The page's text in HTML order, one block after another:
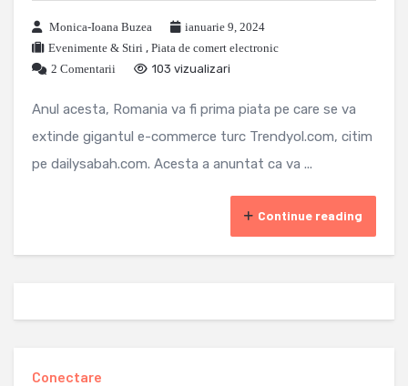
Monica-Ioana Buzea
ianuarie 9, 2024
Evenimente & Stiri , Piata de comert electronic
2 Comentarii
103 vizualizari
Anul acesta, Romania va fi prima piata pe care se va
extinde gigantul e-commerce turc Trendyol.com, citim
pe dailysabah.com. Acesta a anuntat ca va ...
Continue reading
Conectare